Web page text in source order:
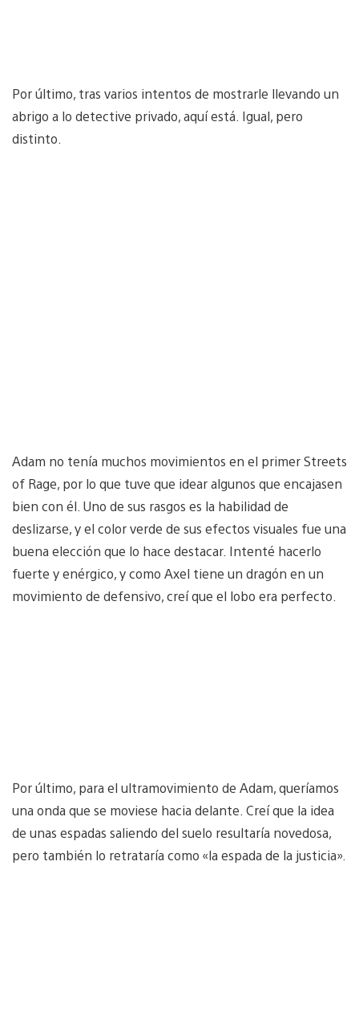
Por último, tras varios intentos de mostrarle llevando un
abrigo a lo detective privado, aquí está. Igual, pero
distinto.
Adam no tenía muchos movimientos en el primer Streets
of Rage, por lo que tuve que idear algunos que encajasen
bien con él. Uno de sus rasgos es la habilidad de
deslizarse, y el color verde de sus efectos visuales fue una
buena elección que lo hace destacar. Intenté hacerlo
fuerte y enérgico, y como Axel tiene un dragón en un
movimiento de defensivo, creí que el lobo era perfecto.
Por último, para el ultramovimiento de Adam, queríamos
una onda que se moviese hacia delante. Creí que la idea
de unas espadas saliendo del suelo resultaría novedosa,
pero también lo retrataría como «la espada de la justicia».